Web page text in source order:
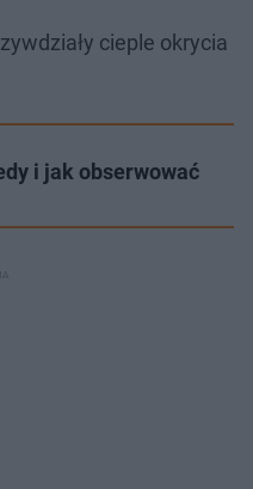
cieple okrycia
i jak obserwować